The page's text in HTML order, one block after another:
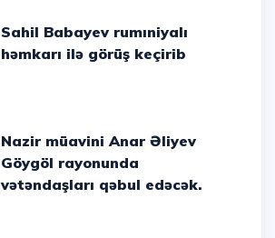
Sahil Babayev rumıniyalı
həmkarı ilə görüş keçirib
Nazir müavini Anar Əliyev
Göygöl rayonunda
vətəndaşları qəbul edəcək.